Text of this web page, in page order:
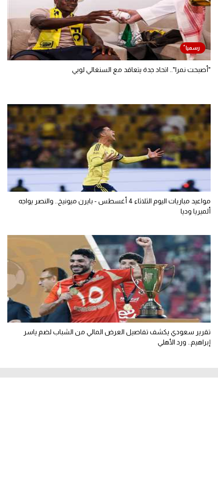
"أصبحت نمرا".. اتحاد جدة يتعاقد مع السنغالي لوبي
مواعيد مباريات اليوم الثلاثاء 4 أغسطس - بايرن ميونيخ.. والنصر يواجه
ألميريا وديا
تقرير سعودي يكشف تفاصيل العرض المالي من الشباب لضم ياسر
إبراهيم.. ورد الأهلي